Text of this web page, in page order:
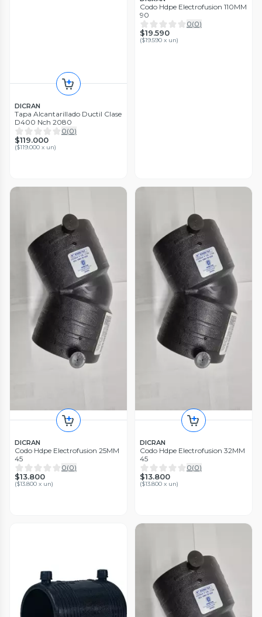
DICRAN
Tapa Alcantarillado Ductil Clase
D400 Nch 2080
0(0)
$119.000
($119.000 x un)
Codo Hdpe Electrofusion 110MM
90
0(0)
$19.590
($19.590 x un)
DICRAN
Codo Hdpe Electrofusion 25MM
45
0(0)
$13.800
($13.800 x un)
DICRAN
Codo Hdpe Electrofusion 32MM
45
0(0)
$13.800
($13.800 x un)